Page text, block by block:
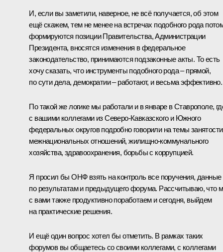
И, если вы заметили, наверное, не всё получается, об этом
ещё скажем, тем не менее на встречах подобного рода
формируются позиции Правительства, Администрации
Президента, вносятся изменения в федеральное
законодательство, принимаются подзаконные акты. То есть
хочу сказать, что инструменты подобного рода – прямой,
по сути дела, демократии – работают, и весьма эффективно.
По такой же логике мы работали и в январе в Ставрополе,
с вашими коллегами из Северо-Кавказского и Южного
федеральных округов подробно говорили на темы
межнациональных отношений, жилищно-коммунального
хозяйства, здравоохранения, борьбы с коррупцией.
Я просил бы ОНФ взять на контроль все поручения, данные
по результатам и предыдущего форума. Рассчитываю, что
с вами также продуктивно поработаем и сегодня, выйдем
на практические решения.
И ещё один вопрос хотел бы отметить. В рамках таких
форумов вы общаетесь со своими коллегами, с коллегами